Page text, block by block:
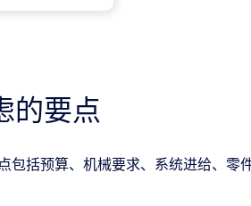
的要点
包括预算、机械要求、系统进给、零